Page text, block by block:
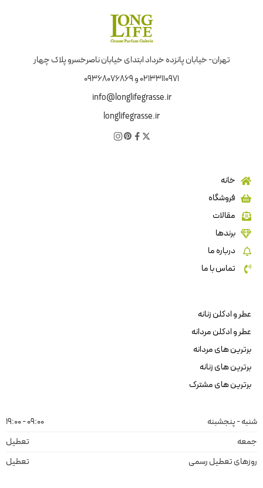
تهران- خیابان پانزده خرداد ابتدای خیابان ناصرخسرو پلاک چهار
02133110971 و 09368076869
info@longlifegrasse.ir
longlifegrasse.ir
خانه
فروشگاه
مقالات
برندها
درباره ما
تماس با ما
عطر و ادکلن زنانه
عطر و ادکلن مردانه
برترین های مردانه
برترین های زنانه
برترین های مشترک
شنبه - پنجشبنه
09:00 - 19:00
جمعه
تعطیل
روزهای تعطیل رسمی
تعطیل